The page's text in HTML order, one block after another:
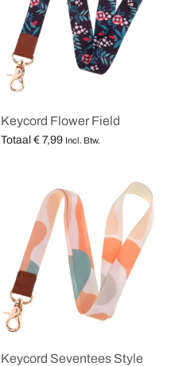
Keycord Flower Field
Totaal € 7,99 Incl. Btw.
Keycord Seventees Style